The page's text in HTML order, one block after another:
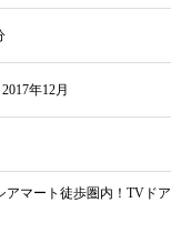
2017年12月
マート徒歩圏内！TVドア